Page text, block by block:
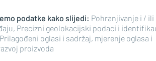
podatke kako slijedi: Pohranjivanje i / ili
Precizni geolokacijski podaci i
oglasi i sadržaj, mjerenje oglasa i
proizvoda